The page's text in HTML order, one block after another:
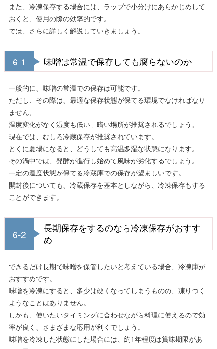
また、冷凍保存する場合には、ラップで小分けにあらかじめして
おくと、使用の際の効率的です。
では、さらに詳しく解説していきましょう。
6-1 味噌は常温で保存しても腐らないのか
一般的に、味噌の常温での保存は可能です。
ただし、その際は、最適な保存状態が保てる環境でなければなり
ません。
温度変化がなく湿度も低い、暗い場所が推奨されるでしょう。
現在では、むしろ冷蔵保存が推奨されています。
とくに夏場になると、どうしても高温多湿な状態になります。
その渦中では、発酵が進行し始めて風味が劣化するでしょう。
一定の温度状態が保てる冷蔵庫での保存が望ましいです。
開封後についても、冷蔵保存を基本としながら、冷凍保存もする
ことができます。
6-2
長期保存をするのなら冷凍保存がおすす
め
できるだけ長期で味噌を保管したいと考えている場合、冷凍庫が
おすすめです。
味噌を冷凍にすると、多少は硬くなってしまうものの、凍りつく
ようなことはありません。
しかも、使いたいタイミングに合わせながら料理に使えるので効
率が良く、さまざまな応用が利くでしょう。
味噌を冷凍した状態にした場合には、約1年程度は賞味期限があ